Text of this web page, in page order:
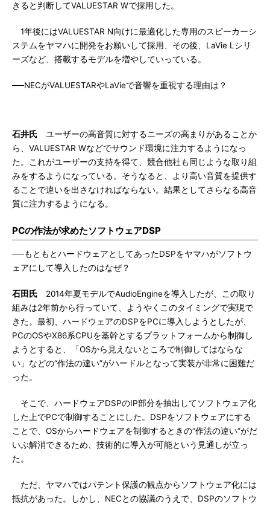
きると判断してVALUESTAR Wで採用した。
1年後にはVALUESTAR N向けに最適化した専用のスピーカーシ
ステムをヤマハに開発をお願いして採用、その後、LaVie Lシリ
ーズなど、搭載するモデルを増やしていっている。
──NECがVALUESTARやLaVieで音響を重視する理由は？
石井氏 ユーザーの高音質に対するニーズの高まりがあることか
ら、VALUESTAR Wなどでサウンド環境に注力するようになっ
た。これがユーザーの支持を得て、競合他社も同じような取り組
みをするようになっている。そうなると、より高い音質を提供す
ることで違いを出さなければならない。結果としてさらなる高音
質に注力するようになる。
PCの作法が求めたソフトウェアDSP
──もともとハードウェアとしてあったDSPをヤマハがソフトウ
ェアにして導入したのはなぜ？
石田氏 2014年夏モデルでAudioEngineを導入したが、この取り
組みは2年前から行っていて、ようやくこのタイミングで実現で
きた。最初、ハードウェアのDSPをPCに導入しようとしたが、
PCのOSやX86系CPUを基幹とするプラットフォームから制御し
ようとすると、「OSから見えないところで制御してはならな
い」などの“作法の違い”がハードルとなって実装が非常に困難だ
った。
そこで、ハードウェアDSPのIP部分を抽出してソフトウェア化
した上でPCで制御することにした。DSPをソフトウェアにする
ことで、OSからハードウェアを制御するときの“作法の違い”がだ
いぶ解消できるため、技術的に導入が可能という見通しが立っ
た。
ただ、ヤマハではパテント保護の観点からソフトウェア化には
抵抗があった。しかし、NECとの協議のうえで、DSPのソフトウ